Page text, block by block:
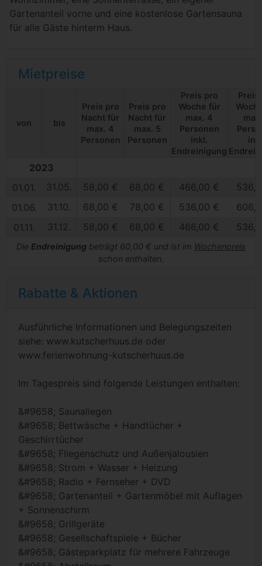
Gartenanteil vorne und eine kostenlose Gartensauna
für alle Gäste hinterm Haus.
Mietpreise
von bis
Preis pro
Nacht für
max. 4
Personen
Preis pro
Nacht für
max. 5
Personen
Preis pro
Woche für
max. 4
Personen
inkl.
Endreinigung
Preis
2023
01.01.
31.05. 58,00 € 68,00 € 466,00 €
01.06.
31.10. 68,00 € 78,00 € 536,00 €
01.11.
31.12. 58,00 € 68,00 € 466,00 €
Die Endreinigung beträgt 60,00 € und ist im Wochenpreis
schon enthalten.
Rabatte & Aktionen
Ausführliche Informationen und Belegungszeiten
siehe: www.kutscherhuus.de oder
www.ferienwohnung-kutscherhuus.de
Im Tagespreis sind folgende Leistungen enthalten:
&#9658; Saunaliegen
&#9658; Bettwäsche + Handtücher +
Geschirrtücher
&#9658; Fliegenschutz und Außenjalousien
&#9658; Strom + Wasser + Heizung
&#9658; Radio + Fernseher + DVD
&#9658; Gartenanteil + Gartenmöbel mit Auflagen
+ Sonnenschirm
&#9658; Grillgeräte
&#9658; Gesellschaftspiele + Bücher
&#9658; Gästeparkplatz für mehrere Fahrzeuge